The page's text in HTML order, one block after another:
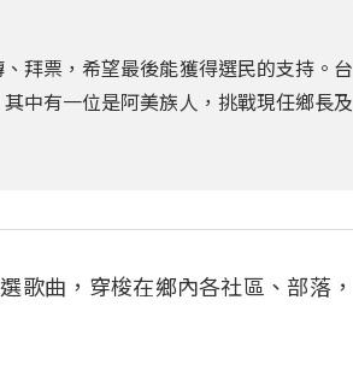
拜票，希望最後能獲得選民的支持。台
中有一位是阿美族人，挑戰現任鄉長及
歌曲，穿梭在鄉內各社區、部落，